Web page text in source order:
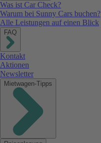
Was ist Car Check?
Warum bei Sunny Cars buchen?
Alle Leistungen auf einen Blick
FAQ
Kontakt
Aktionen
Newsletter
Mietwagen-Tipps